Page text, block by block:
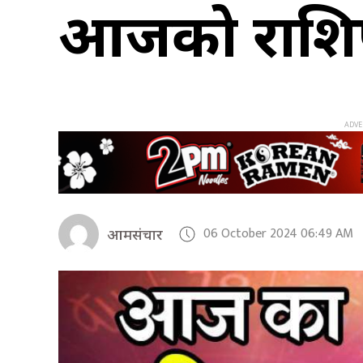
आजको
आमसंचार 06 October 2024 06:49 AM